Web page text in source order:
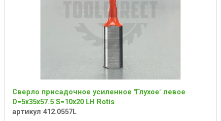
Сверло присадочное усиленное "Глухое" левое
D=5x35x57.5 S=10x20 LH Rotis
артикул 412.0557L